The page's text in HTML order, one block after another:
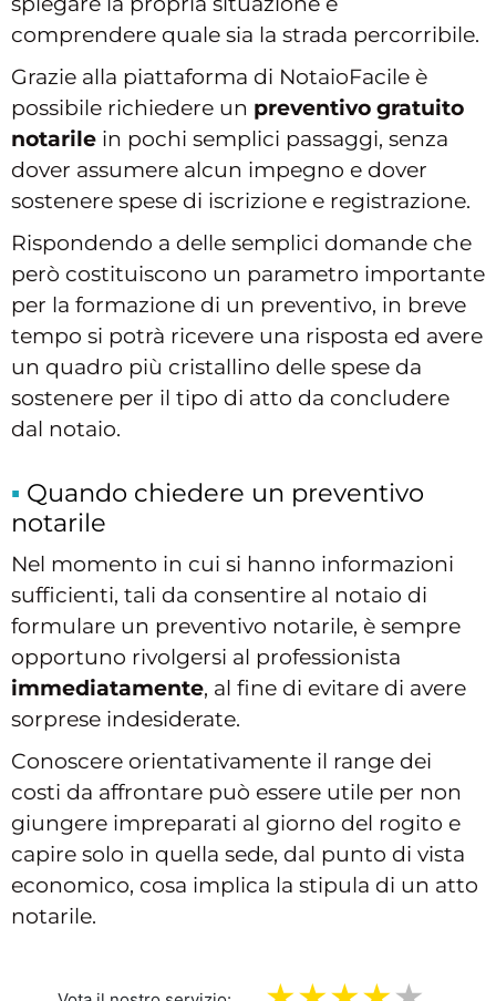
comprendere quale sia la strada percorribile.
Grazie alla piattaforma di NotaioFacile è
possibile richiedere un preventivo gratuito
notarile in pochi semplici passaggi, senza
dover assumere alcun impegno e dover
sostenere spese di iscrizione e registrazione.
Rispondendo a delle semplici domande che
però costituiscono un parametro importante
per la formazione di un preventivo, in breve
tempo si potrà ricevere una risposta ed avere
un quadro più cristallino delle spese da
sostenere per il tipo di atto da concludere
dal notaio.
Quando chiedere un preventivo
notarile
Nel momento in cui si hanno informazioni
sufficienti, tali da consentire al notaio di
formulare un preventivo notarile, è sempre
opportuno rivolgersi al professionista
immediatamente, al fine di evitare di avere
sorprese indesiderate.
Conoscere orientativamente il range dei
costi da affrontare può essere utile per non
giungere impreparati al giorno del rogito e
capire solo in quella sede, dal punto di vista
economico, cosa implica la stipula di un atto
notarile.